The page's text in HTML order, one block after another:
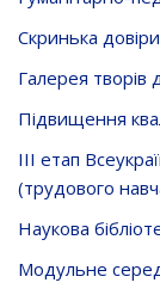
Скринька довiри
Галерея творів
Підвищення
ІІІ етап
(трудового
Наукова
Модульне